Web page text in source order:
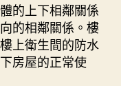
的上下相鄰關係
的相鄰關係。樓
上衛生間的防水
房屋的正常使